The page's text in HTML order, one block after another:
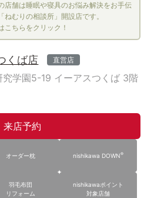
店舗は睡眠や寝具のお悩み解決をお手伝
ねむりの相談所」開設店です。
こちらをクリック！
くば店 直営店
究学園5-19 イーアスつくば 3階
来店予約
オーダー枕 nishikawa DOWN®
羽毛布団
リフォーム
nishikawaポイント
対象店舗